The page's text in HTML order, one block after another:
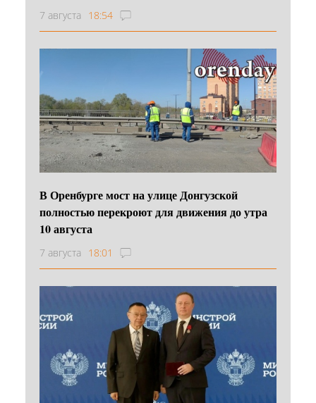
7 августа 18:54
В Оренбурге мост на улице Донгузской
полностью перекроют для движения до утра
10 августа
7 августа 18:01